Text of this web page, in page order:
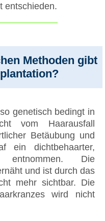
entschieden.
Methoden gibt
genetisch bedingt in
vom Haarausfall
Betäubung und
ein dichtbehaarter,
entnommen. Die
und ist durch das
mehr sichtbar. Die
wird nicht